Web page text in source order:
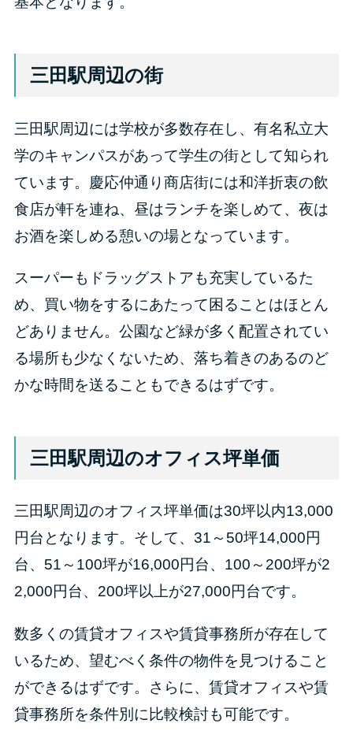
三田駅周辺の街
三田駅周辺には学校が多数存在し、有名私立大
学のキャンパスがあって学生の街として知られ
ています。慶応仲通り商店街には和洋折衷の飲
食店が軒を連ね、昼はランチを楽しめて、夜は
お酒を楽しめる憩いの場となっています。
スーパーもドラッグストアも充実しているた
め、買い物をするにあたって困ることはほとん
どありません。公園など緑が多く配置されてい
る場所も少なくないため、落ち着きのあるのど
かな時間を送ることもできるはずです。
三田駅周辺のオフィス坪単価
三田駅周辺のオフィス坪単価は30坪以内13,000
円台となります。そして、31～50坪14,000円
台、51～100坪が16,000円台、100～200坪が2
2,000円台、200坪以上が27,000円台です。
数多くの賃貸オフィスや賃貸事務所が存在して
いるため、望むべく条件の物件を見つけること
ができるはずです。さらに、賃貸オフィスや賃
貸事務所を条件別に比較検討も可能です。